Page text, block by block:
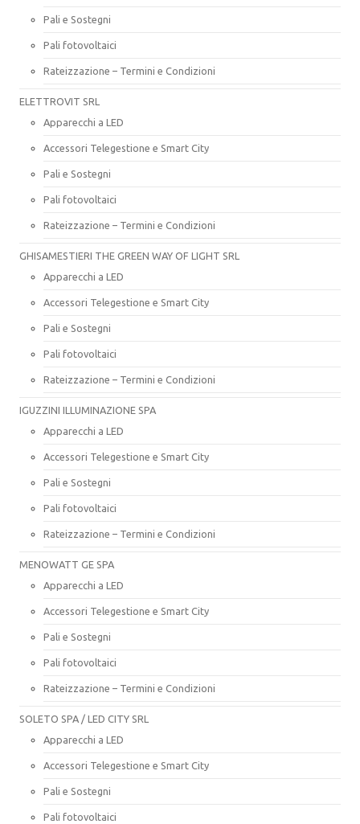
Pali e Sostegni
Pali fotovoltaici
Rateizzazione – Termini e Condizioni
ELETTROVIT SRL
Apparecchi a LED
Accessori Telegestione e Smart City
Pali e Sostegni
Pali fotovoltaici
Rateizzazione – Termini e Condizioni
GHISAMESTIERI THE GREEN WAY OF LIGHT SRL
Apparecchi a LED
Accessori Telegestione e Smart City
Pali e Sostegni
Pali fotovoltaici
Rateizzazione – Termini e Condizioni
IGUZZINI ILLUMINAZIONE SPA
Apparecchi a LED
Accessori Telegestione e Smart City
Pali e Sostegni
Pali fotovoltaici
Rateizzazione – Termini e Condizioni
MENOWATT GE SPA
Apparecchi a LED
Accessori Telegestione e Smart City
Pali e Sostegni
Pali fotovoltaici
Rateizzazione – Termini e Condizioni
SOLETO SPA / LED CITY SRL
Apparecchi a LED
Accessori Telegestione e Smart City
Pali e Sostegni
Pali fotovoltaici